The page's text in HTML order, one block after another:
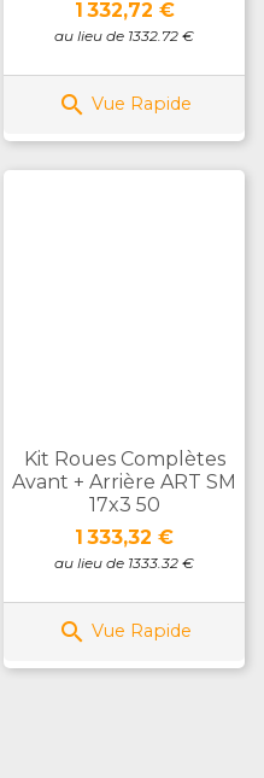
Prix
1 332,72 €
au lieu de 1332.72 €
 Vue Rapide
Kit Roues Complètes
Avant + Arrière ART SM
17x3 50
Prix
1 333,32 €
au lieu de 1333.32 €
 Vue Rapide